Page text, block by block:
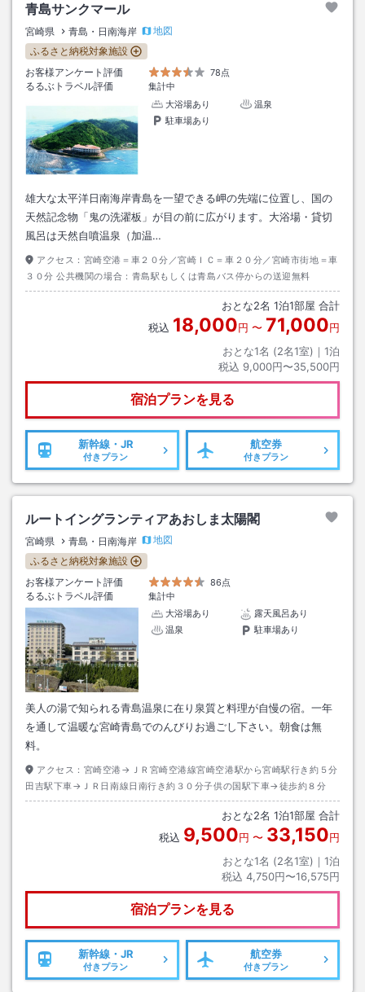
青島サンクマール
宮崎県 青島・日南海岸
地図
ふるさと納税対象施設
お客様アンケート評価
78点
るるぶトラベル評価
集計中
大浴場あり
温泉
駐車場あり
雄大な太平洋日南海岸青島を一望できる岬の先端に位置し、国の
天然記念物「鬼の洗濯板」が目の前に広がります。大浴場・貸切
風呂は天然自噴温泉（加温…
アクセス： 宮崎空港＝車２０分／宮崎ＩＣ＝車２０分／宮崎市街地＝車
３０分 公共機関の場合：青島駅もしくは青島バス停からの送迎無料
おとな2名 1泊1部屋 合計
税込 18,000円 〜 71,000円
おとな1名 (2名1室)｜ 1泊
税込 9,000円〜35,500円
宿泊プランを見る
新幹線・JR
付きプラン
航空券
付きプラン
ルートイングランティアあおしま太陽閣
宮崎県 青島・日南海岸
地図
ふるさと納税対象施設
お客様アンケート評価
86点
るるぶトラベル評価
集計中
大浴場あり
露天風呂あり
温泉
駐車場あり
美人の湯で知られる青島温泉に在り泉質と料理が自慢の宿。一年
を通して温暖な宮崎青島でのんびりお過ごし下さい。朝食は無
料。
アクセス： 宮崎空港→ＪＲ宮崎空港線宮崎空港駅から宮崎駅行き約５分
田吉駅下車→ＪＲ日南線日南行き約３０分子供の国駅下車→徒歩約８分
おとな2名 1泊1部屋 合計
税込 9,500円 〜 33,150円
おとな1名 (2名1室)｜ 1泊
税込 4,750円〜16,575円
宿泊プランを見る
新幹線・JR
付きプラン
航空券
付きプラン